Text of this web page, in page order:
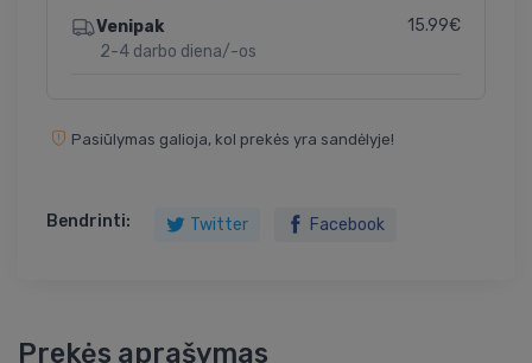
Venipak
2-4 darbo diena/-os
15.99€
Pasiūlymas galioja, kol prekės yra sandėlyje!
Bendrinti: Twitter Facebook
Prekės aprašymas